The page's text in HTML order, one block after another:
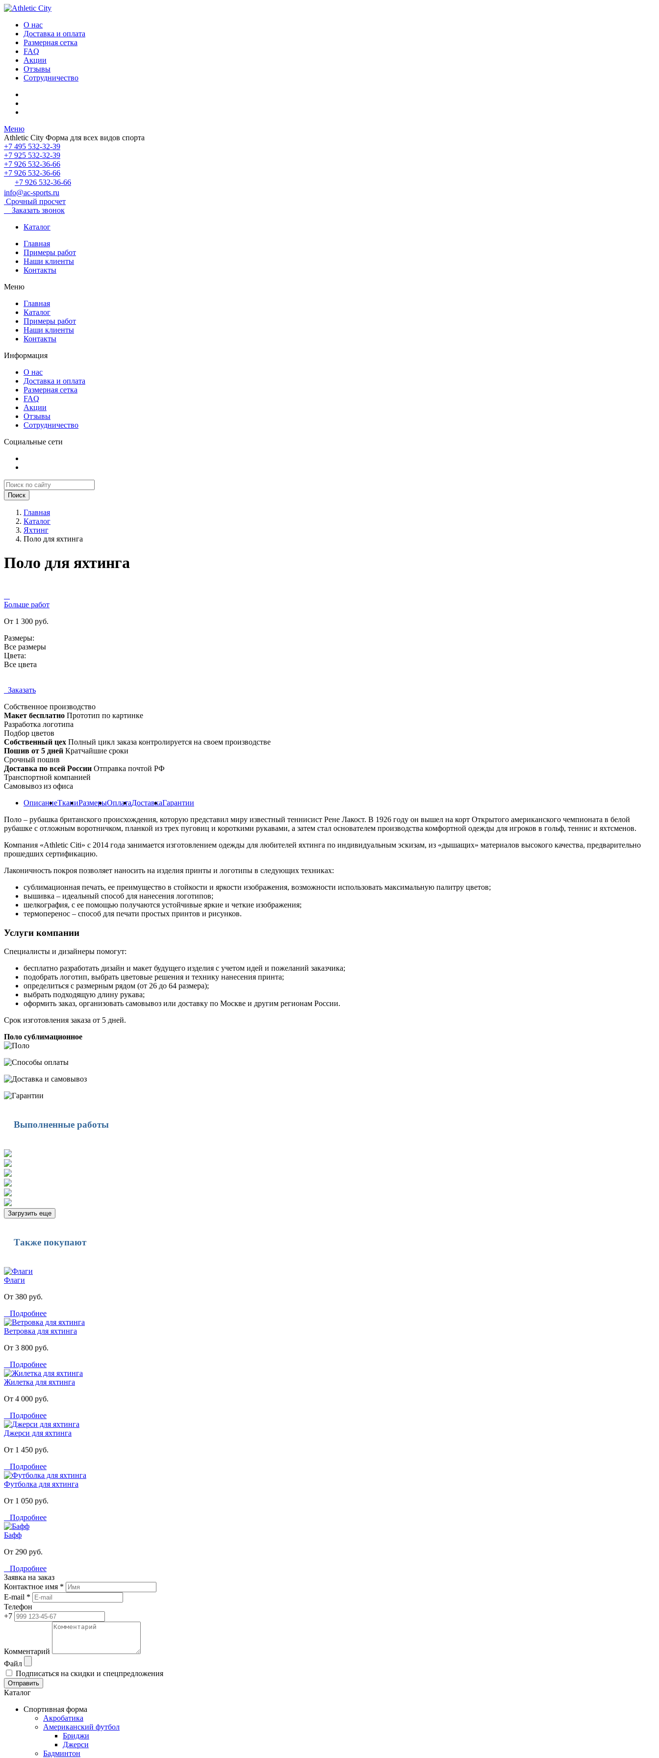
О нас
Доставка и оплата
Размерная сетка
FAQ
Акции
Отзывы
Сотрудничество
Меню
Athletic City Форма для всех видов спорта
+7 495 532-32-39
+7 925 532-32-39
+7 926 532-36-66
+7 926 532-36-66
+7 926 532-36-66
info@ac-sports.ru
Срочный просчет
Заказать звонок
Каталог
Главная
Примеры работ
Наши клиенты
Контакты
Меню
Главная
Каталог
Примеры работ
Наши клиенты
Контакты
Информация
О нас
Доставка и оплата
Размерная сетка
FAQ
Акции
Отзывы
Сотрудничество
Социальные сети
Поиск
Главная
Каталог
Яхтинг
Поло для яхтинга
Поло для яхтинга
Больше работ
От 1 300 руб.
Размеры:
Все размеры
Цвета:
Все цвета
Заказать
Собственное производство
Макет бесплатно Прототип по картинке
Разработка логотипа
Подбор цветов
Собственный цех Полный цикл заказа контролируется на своем производстве
Пошив от 5 дней Кратчайшие сроки
Срочный пошив
Доставка по всей России Отправка почтой РФ
Транспортной компанией
Самовывоз из офиса
ОписаниеТканиРазмерыОплатаДоставкаГарантии
Поло – рубашка британского происхождения, которую представил миру известный теннисист Рене Лакост. В 1926 году он вышел на корт Открытого американского чемпионата в белой
рубашке с отложным воротничком, планкой из трех пуговиц и короткими рукавами, а затем стал основателем производства комфортной одежды для игроков в гольф, теннис и яхтсменов.
Компания «Athletic Citi» с 2014 года занимается изготовлением одежды для любителей яхтинга по индивидуальным эскизам, из «дышащих» материалов высокого качества, предварительно
прошедших сертификацию.
Лаконичность покроя позволяет наносить на изделия принты и логотипы в следующих техниках:
сублимационная печать, ее преимущество в стойкости и яркости изображения, возможности использовать максимальную палитру цветов;
вышивка – идеальный способ для нанесения логотипов;
шелкография, с ее помощью получаются устойчивые яркие и четкие изображения;
термоперенос – способ для печати простых принтов и рисунков.
Услуги компании
Специалисты и дизайнеры помогут:
бесплатно разработать дизайн и макет будущего изделия с учетом идей и пожеланий заказчика;
подобрать логотип, выбрать цветовые решения и технику нанесения принта;
определиться с размерным рядом (от 26 до 64 размера);
выбрать подходящую длину рукава;
оформить заказ, организовать самовывоз или доставку по Москве и другим регионам России.
Срок изготовления заказа от 5 дней.
Поло сублимационное
Выполненные работы
Загрузить еще
Также покупают
Флаги
От 380 руб.
Подробнее
Ветровка для яхтинга
От 3 800 руб.
Подробнее
Жилетка для яхтинга
От 4 000 руб.
Подробнее
Джерси для яхтинга
От 1 450 руб.
Подробнее
Футболка для яхтинга
От 1 050 руб.
Подробнее
Бафф
От 290 руб.
Подробнее
Заявка на заказ
Контактное имя *
E-mail *
Телефон
+7
Комментарий
Файл
Подписаться на скидки и спецпредложения
Отправить
Каталог
Спортивная форма
Акробатика
Американский футбол
Бриджи
Джерси
Бадминтон